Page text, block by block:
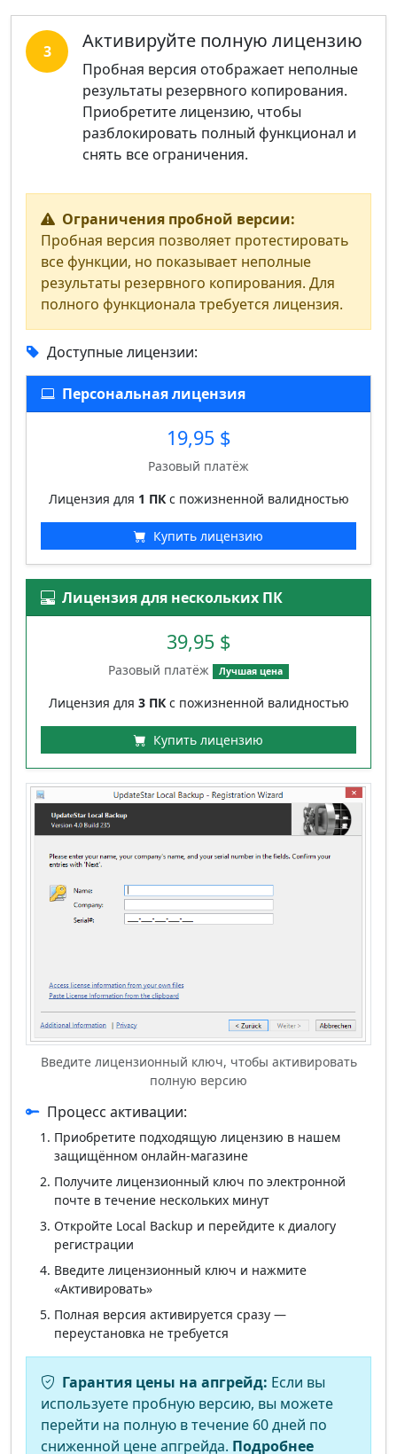
3 Активируйте полную лицензию
Пробная версия отображает неполные
результаты резервного копирования.
Приобретите лицензию, чтобы
разблокировать полный функционал и
снять все ограничения.
Ограничения пробной версии:
Пробная версия позволяет протестировать
все функции, но показывает неполные
результаты резервного копирования. Для
полного функционала требуется лицензия.
Доступные лицензии:
Персональная лицензия
19,95 $
Разовый платёж
Лицензия для 1 ПКс пожизненной валидностью
Купить лицензию
Лицензия для нескольких ПК
39,95 $
Разовый платёж Лучшая цена
Лицензия для 3 ПКс пожизненной валидностью
Купить лицензию
Введите лицензионный ключ, чтобы активировать
полную версию
Процесс активации:
Приобретите подходящую лицензию в нашем
защищённом онлайн-магазине
Получите лицензионный ключ по электронной
почте в течение нескольких минут
Откройте Local Backup и перейдите к диалогу
регистрации
Введите лицензионный ключ и нажмите
«Активировать»
Полная версия активируется сразу —
переустановка не требуется
Гарантия цены на апгрейд: Если вы
используете пробную версию, вы можете
перейти на полную в течение 60 дней по
сниженной цене апгрейда. Подробнее